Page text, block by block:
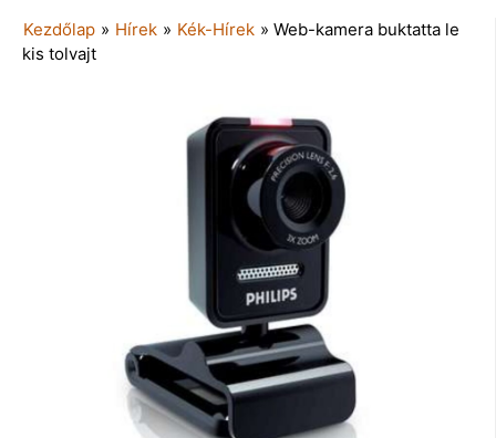
Kezdőlap » Hírek » Kék-Hírek » Web-kamera buktatta le
kis tolvajt